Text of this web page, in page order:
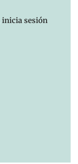
inicia sesión